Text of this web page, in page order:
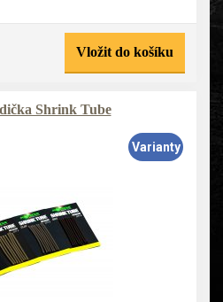
Vložit do košíku
Shrink Tube
Varianty